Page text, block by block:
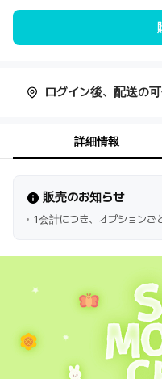
ログイン後、配送の
詳細情報
販売のお知らせ
1会計につき、オプションご